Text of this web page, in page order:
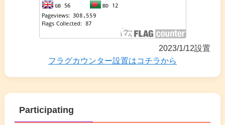
2023/1/12設置
フラグカウンター設置はコチラから
Participating